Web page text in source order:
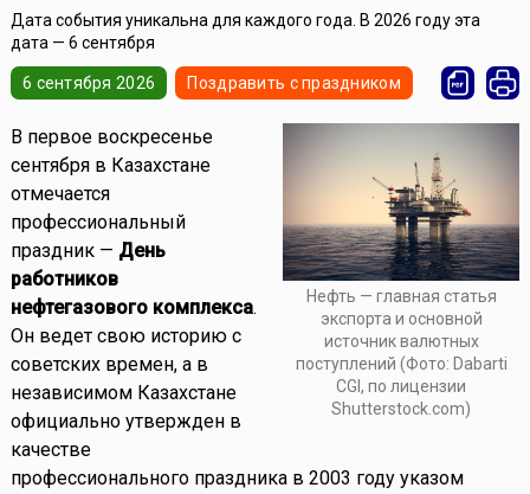
Дата события уникальна для каждого года. В 2026 году эта
дата — 6 сентября
6 сентября 2026 Поздравить с праздником
Нефть — главная статья
экспорта и основной
источник валютных
поступлений (Фото: Dabarti
CGI, по лицензии
Shutterstock.com)
В первое воскресенье
сентября в Казахстане
отмечается
профессиональный
праздник — День
работников
нефтегазового комплекса.
Он ведет свою историю с
советских времен, а в
независимом Казахстане
официально утвержден в
качестве
профессионального праздника в 2003 году указом